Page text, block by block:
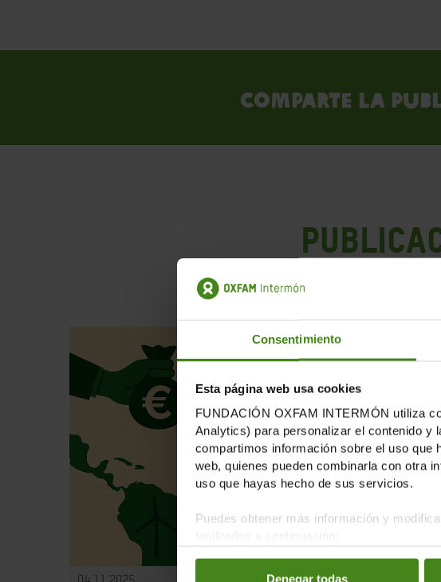
Consentimiento
Esta página web usa cookies
FUNDACIÓN OXFAM INTERMÓN utiliza
Analytics) para personalizar el contenido y
compartimos información sobre el uso que
web, quienes pueden combinarla con otra
uso que hayas hecho de sus servicios.
Puedes obtener más información y
Denegar todas
Comparte la